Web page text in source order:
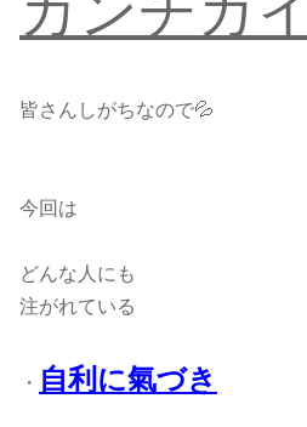
皆さんしがちなので💦
今回は
どんな人にも
注がれている
・ 自利に氣づき